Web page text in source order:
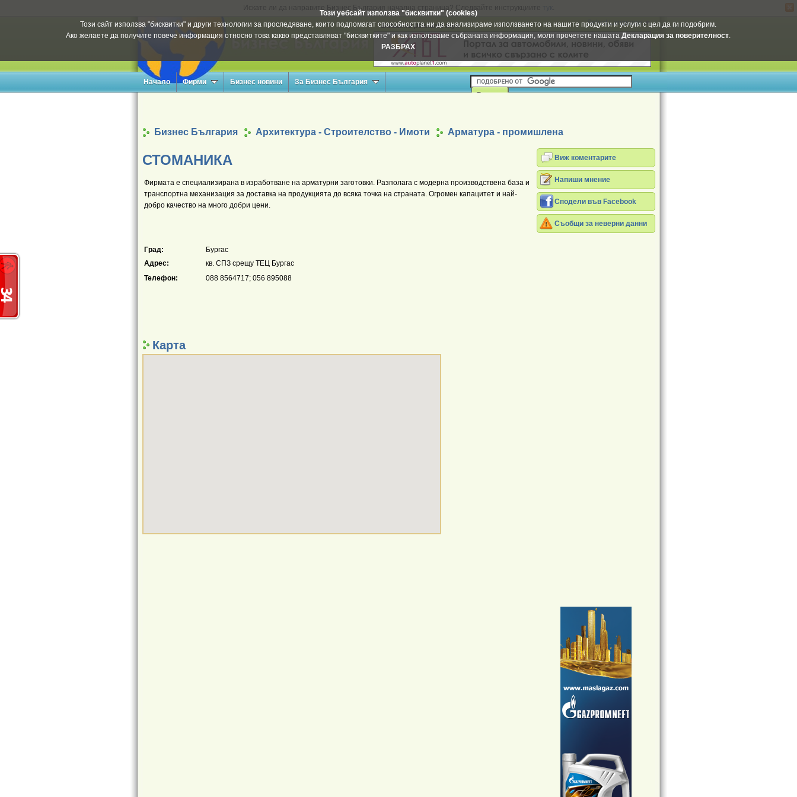
Искате ли да направите Бизнес България начална страница? Следвайте инструкциите
Този уебсайт използва "бисквитки" (cookies)
Този сайт използва "бисквитки" и други технологии за проследяване, които подпомагат способността ни да анализираме използването на нашите продукти и услуги с цел да ги подобрим.
Ако желаете да получите повече информация относно това какво представляват "бисквитките" и как използваме събраната информация, моля прочетете нашатаДекларация за поверителност.
РАЗБРАХ
Select Language ▼
Вашата реклама тук
Начало Фирми Бизнес новини За Бизнес България
Бизнес България Архитектура - Строителство - Имоти Арматура - промишлена
СТОМАНИКА
Фирмата е специализирана в изработване на арматурни заготовки. Разполага с модерна производствена база и
транспортна механизация за доставка на продукцията до всяка точка на страната. Огромен капацитет и най-
добро качество на много добри цени.
Град:
Бургас
Адрес:
кв. СПЗ срещу ТЕЦ Бургас
Телефон:
088 8564717; 056 895088
Карта
Виж коментарите
Напиши мнение
Сподели във Facebook
Съобщи за неверни данни